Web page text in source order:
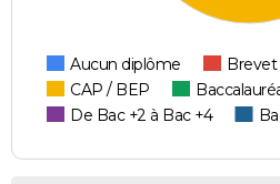
Aucun diplôme
Brevet
CAP / BEP
De Bac +2 à Bac +4